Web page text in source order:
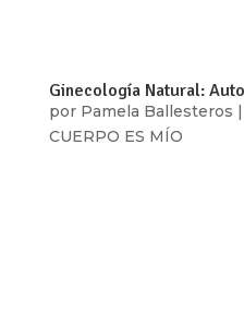
Ginecología Natural:
por Pamela Ballesteros |
CUERPO ES MÍO